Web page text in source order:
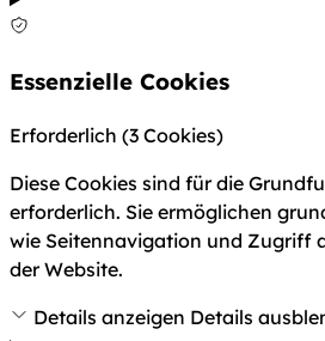
Essenzielle Cookies
Erforderlich (3 Cookies)
Diese Cookies sind für die
erforderlich. Sie ermöglichen
wie Seitennavigation und Zugriff
der Website.
Details anzeigen Details